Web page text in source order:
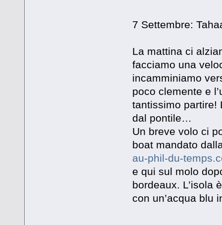
7 Settembre:
La mattina ci
facciamo una
incamminiamo
poco clemente e
tantissimo partire!
dal pontile…
Un breve volo ci
boat mandato
au-phil-du-
e qui sul molo
bordeaux. L’isola
con un’acqua blu